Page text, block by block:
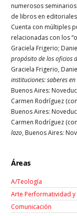
numerosos
de libros en
Cuenta con múltiples
relacionadas con los
Graciela Frigerio;
propósito de los oficios
Graciela Frigerio,
instituciones: saberes
Buenos Aires:
Carmen Rodríguez
Buenos Aires:
Carmen Rodríguez
lazo, Buenos Aires:
Áreas
A/Teología
Arte Performatividad y
Comunicación